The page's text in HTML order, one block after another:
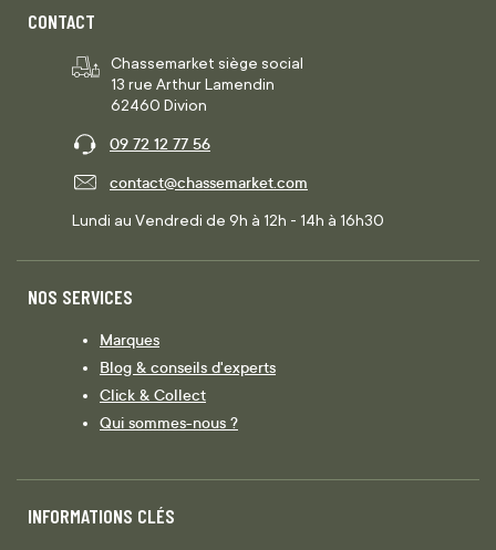
CONTACT
Chassemarket siège social
13 rue Arthur Lamendin
62460 Divion
09 72 12 77 56
contact@chassemarket.com
Lundi au Vendredi de 9h à 12h - 14h à 16h30
NOS SERVICES
Marques
Blog & conseils d'experts
Click & Collect
Qui sommes-nous ?
INFORMATIONS CLÉS